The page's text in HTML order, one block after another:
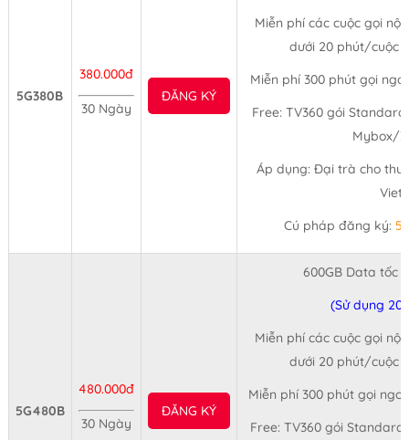
5G380B
380.000đ
30 Ngày
ĐĂNG KÝ
Miễn phí các cuộc gọi
dưới 20 phút/cuộc
Miễn phí 300 phút gọi
Free: TV360 gói
Mybox/
Áp dụng: Đại trà cho
Cú pháp đăng ký:
5G480B
480.000đ
30 Ngày
ĐĂNG KÝ
600GB Data tốc
(Sử dụng
Miễn phí các cuộc gọi
dưới 20 phút/cuộc
Miễn phí 300 phút gọi
Free: TV360 gói